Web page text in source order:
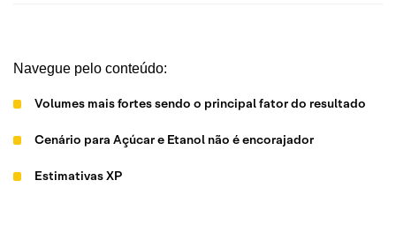
Navegue pelo conteúdo:
Volumes mais fortes sendo o principal fator do resultado
Cenário para Açúcar e Etanol não é encorajador
Estimativas XP